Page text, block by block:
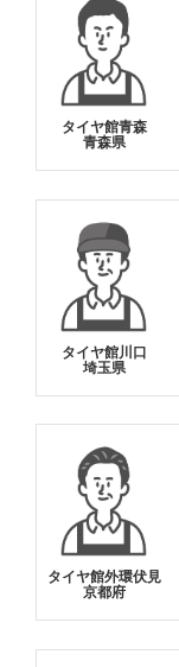
タイヤ館青森
青森県
タイヤ館川口
埼玉県
タイヤ館外環伏見
京都府